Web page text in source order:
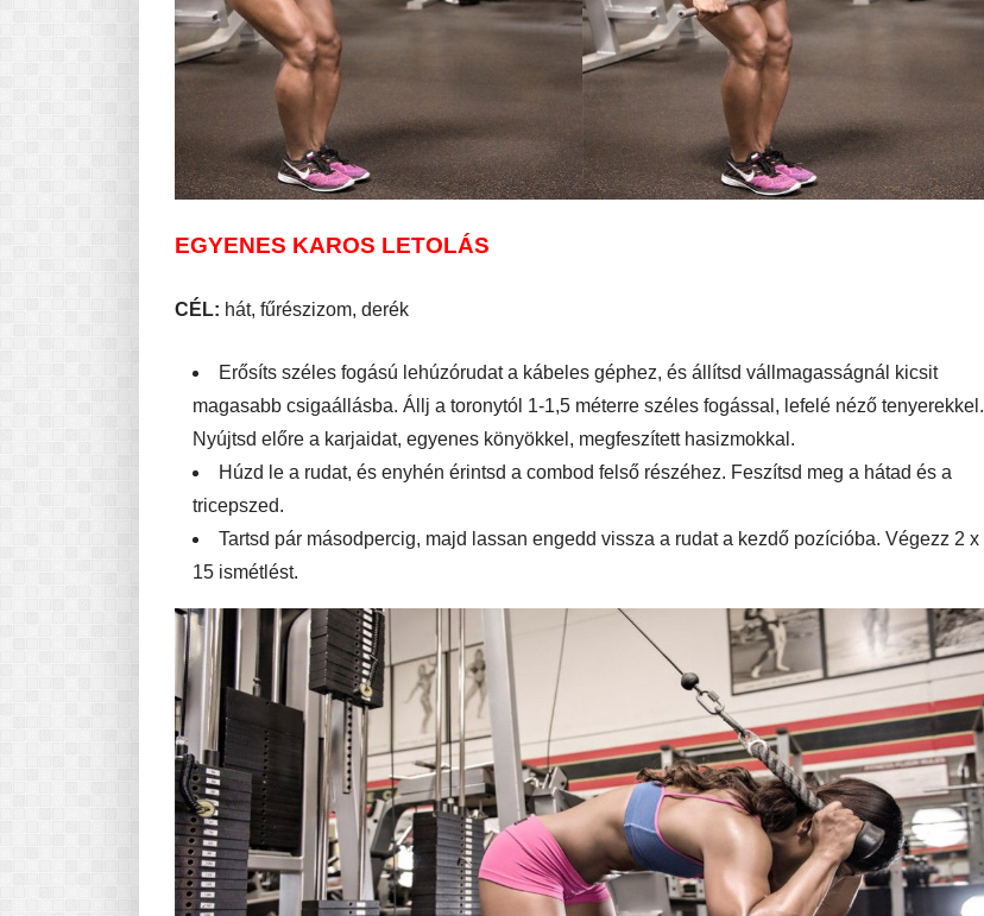
EGYENES KAROS LETOLÁS
CÉL: hát, fűrészizom, derék
Erősíts széles fogású lehúzórudat a kábeles géphez, és állítsd vállmagasságnál kicsit
magasabb csigaállásba. Állj a toronytól 1-1,5 méterre széles fogással, lefelé néző tenyerekkel.
Nyújtsd előre a karjaidat, egyenes könyökkel, megfeszített hasizmokkal.
Húzd le a rudat, és enyhén érintsd a combod felső részéhez. Feszítsd meg a hátad és a
tricepszed.
Tartsd pár másodpercig, majd lassan engedd vissza a rudat a kezdő pozícióba. Végezz 2 x
15 ismétlést.